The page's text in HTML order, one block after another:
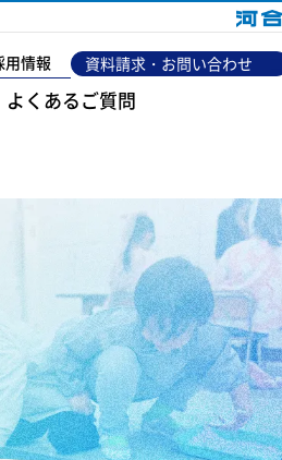
用情報 資料請求・お問い合わせ
よくあるご質問